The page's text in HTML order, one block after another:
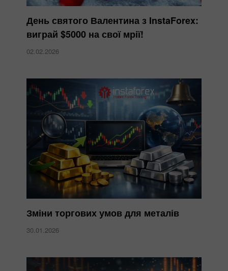
День святого Валентина з InstaForex:
виграй $5000 на свої мрії!
02.02.2026
Зміни торгових умов для металів
30.01.2026